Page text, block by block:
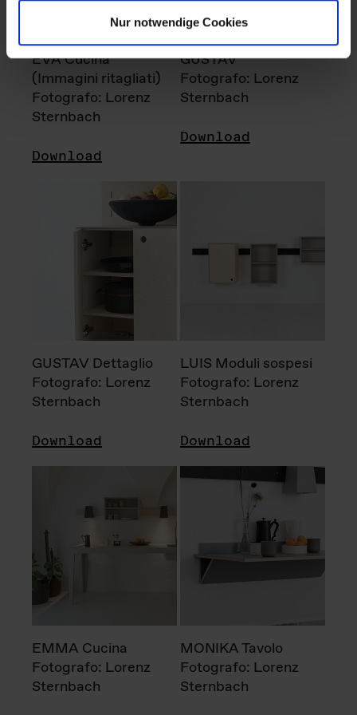
Nur notwendige Cookies
EVA Cucina
(Immagini ritagliati)
Fotografo: Lorenz
Sternbach
Download
GUSTAV
Fotografo: Lorenz
Sternbach
Download
GUSTAV Dettaglio
Fotografo: Lorenz
Sternbach
Download
LUIS Moduli sospesi
Fotografo: Lorenz
Sternbach
Download
EMMA Cucina
Fotografo: Lorenz
Sternbach
MONIKA Tavolo
Fotografo: Lorenz
Sternbach